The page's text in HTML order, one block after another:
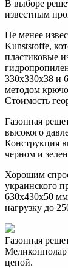
В выборе
известным
Не менее
Kunststoffe,
пластиковые
330х330х38 и
методом
Стоимость
Газонная
высокого
Конструкция
черном и
Хорошим
украинского
630х430х50
нагрузку до
Газонная
Меликонполар
ценой.